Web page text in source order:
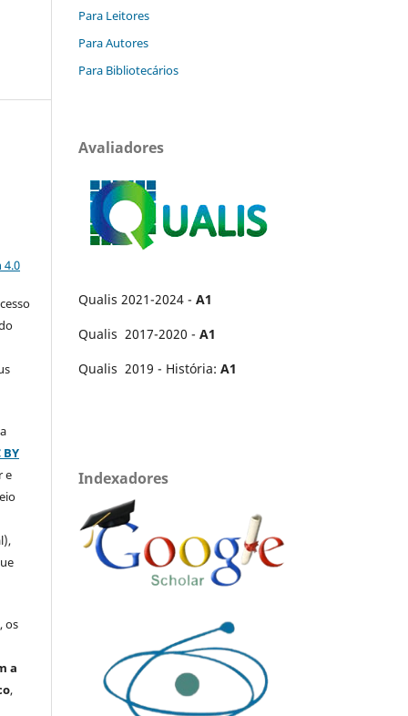
4.0
e
os
a
,
Para Leitores
Para Autores
Para Bibliotecários
Avaliadores
Qualis 2021-2024 - A1
Qualis 2017-2020 - A1
Qualis 2019 - História: A1
Indexadores